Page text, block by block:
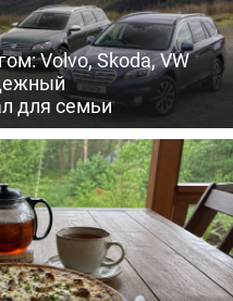
Volvo, Skoda, VW
для семьи